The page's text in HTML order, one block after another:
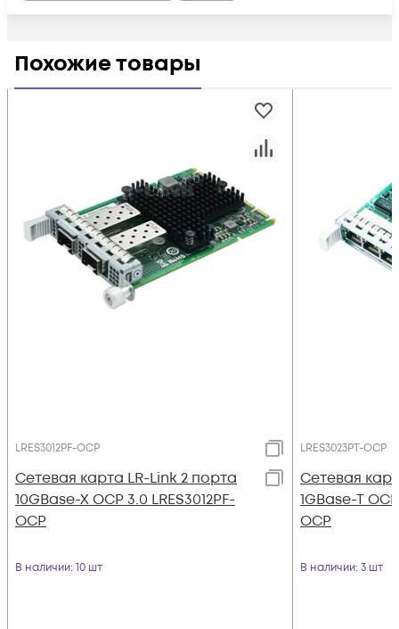
Похожие товары
LRES3012PF-OCP
Сетевая карта LR-Link 2 порта
10GBase-X OCP 3.0 LRES3012PF-
OCP
В наличии: 10 шт
LRES3023PT-OCP
Сетевая
1GBase-T
OCP
В наличии: 3 шт